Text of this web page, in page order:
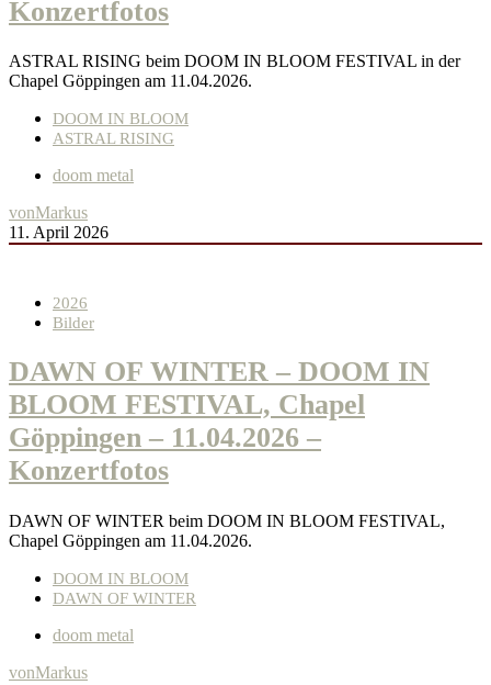
Konzertfotos
ASTRAL RISING beim DOOM IN BLOOM FESTIVAL in der
Chapel Göppingen am 11.04.2026.
DOOM IN BLOOM
ASTRAL RISING
doom metal
vonMarkus
11. April 2026
2026
Bilder
DAWN OF WINTER – DOOM IN
BLOOM FESTIVAL, Chapel
Göppingen – 11.04.2026 –
Konzertfotos
DAWN OF WINTER beim DOOM IN BLOOM FESTIVAL,
Chapel Göppingen am 11.04.2026.
DOOM IN BLOOM
DAWN OF WINTER
doom metal
vonMarkus